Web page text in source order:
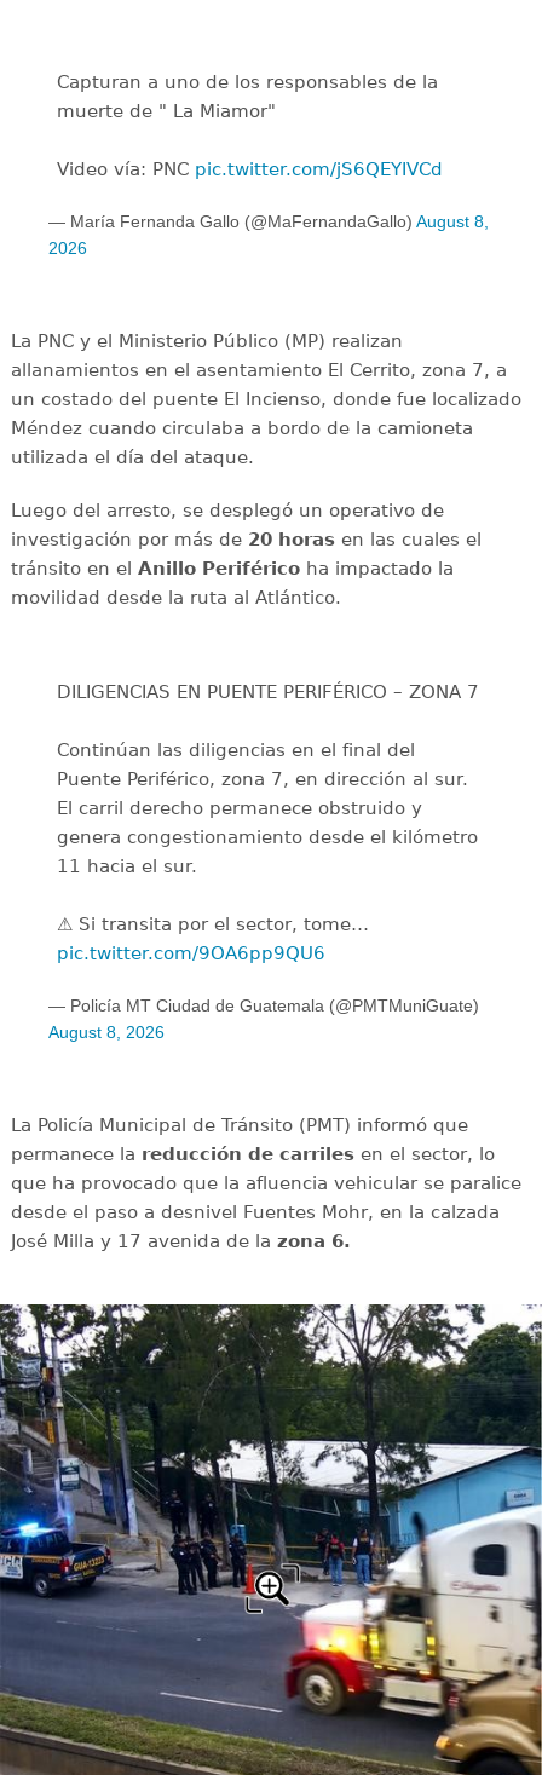
Capturan a uno de los responsables de la
muerte de " La Miamor"
Video vía: PNC pic.twitter.com/jS6QEYIVCd
— María Fernanda Gallo (@MaFernandaGallo) August 8,
2026
La PNC y el Ministerio Público (MP) realizan
allanamientos en el asentamiento El Cerrito, zona 7, a
un costado del puente El Incienso, donde fue localizado
Méndez cuando circulaba a bordo de la camioneta
utilizada el día del ataque.
Luego del arresto, se desplegó un operativo de
investigación por más de 20 horasen las cuales el
tránsito en el Anillo Periféricoha impactado la
movilidad desde la ruta al Atlántico.
DILIGENCIAS EN PUENTE PERIFÉRICO – ZONA 7
Continúan las diligencias en el final del
Puente Periférico, zona 7, en dirección al sur.
El carril derecho permanece obstruido y
genera congestionamiento desde el kilómetro
11 hacia el sur.
⚠️ Si transita por el sector, tome…
pic.twitter.com/9OA6pp9QU6
— Policía MT Ciudad de Guatemala (@PMTMuniGuate)
August 8, 2026
La Policía Municipal de Tránsito (PMT) informó que
permanece la reducción de carrilesen el sector, lo
que ha provocado que la afluencia vehicular se paralice
desde el paso a desnivel Fuentes Mohr, en la calzada
José Milla y 17 avenida de la zona 6.